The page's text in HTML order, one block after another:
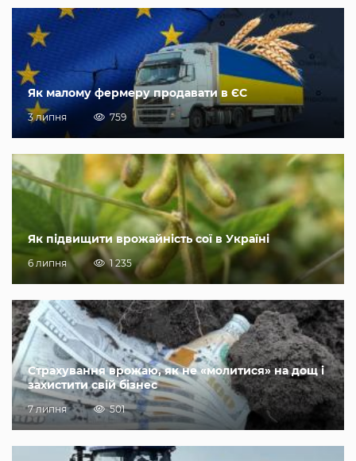
Як малому фермеру продавати в ЄС
3 липня 759
Як підвищити врожайність сої в Україні
6 липня 1 235
Страхування врожаю, як не «молитися» на дощ і
захистити свій бізнес
7 липня 501